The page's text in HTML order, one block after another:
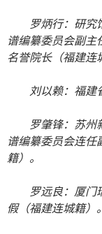
罗炳行：研究
谱编纂委员会副主
名誉院长（福建连
刘以赖：福建
罗肇锋：苏州
谱编纂委员会连任
籍）。
罗远良：厦门
假（福建连城籍）。